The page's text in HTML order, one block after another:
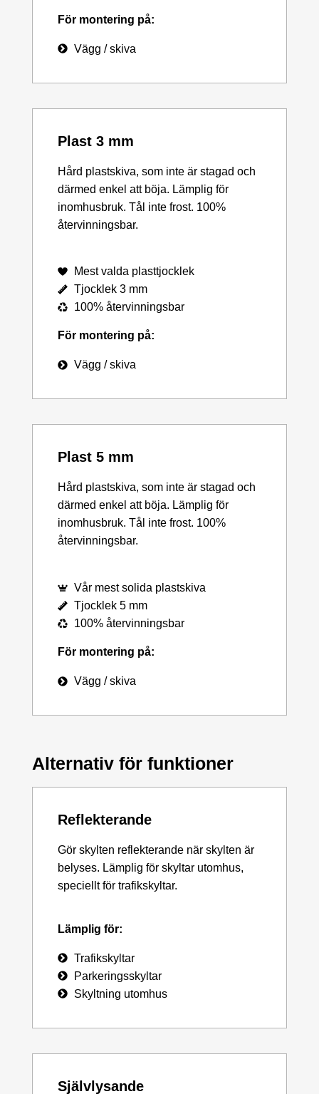
För montering på:
Vägg / skiva
Plast 3 mm
Hård plastskiva, som inte är stagad och
därmed enkel att böja. Lämplig för
inomhusbruk. Tål inte frost. 100%
återvinningsbar.
Mest valda plasttjocklek
Tjocklek 3 mm
100% återvinningsbar
För montering på:
Vägg / skiva
Plast 5 mm
Hård plastskiva, som inte är stagad och
därmed enkel att böja. Lämplig för
inomhusbruk. Tål inte frost. 100%
återvinningsbar.
Vår mest solida plastskiva
Tjocklek 5 mm
100% återvinningsbar
För montering på:
Vägg / skiva
Alternativ för funktioner
Reflekterande
Gör skylten reflekterande när skylten är
belyses. Lämplig för skyltar utomhus,
speciellt för trafikskyltar.
Lämplig för:
Trafikskyltar
Parkeringsskyltar
Skyltning utomhus
Självlysande